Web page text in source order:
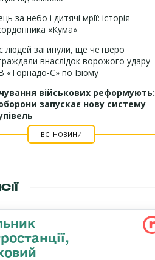
за небо і дитячі мрії: історія
«Кума»
людей загинули, ще четверо
внаслідок ворожого удару
«Торнадо-С» по Ізюму
військових реформують:
запускає нову систему
ВСІ НОВИНИ